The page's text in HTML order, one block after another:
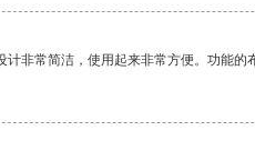
计非常简洁，使用起来非常方便。功能的